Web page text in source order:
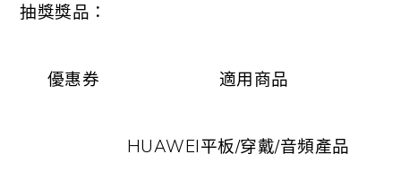
抽獎獎品：
優惠券 適用商品
HUAWEI平板/穿戴/音頻產品